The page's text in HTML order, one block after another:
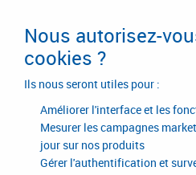
95€ d'achat sur le
avec
Accueil>Outils de coupe
Nous autorisez-
cookies ?
Ils nous seront utiles pour :
Améliorer l'interface et les
Mesurer les campagnes
jour sur nos produits
Gérer l'authentification et